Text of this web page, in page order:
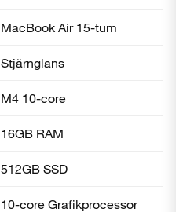
MacBook Air 15-tum
Stjärnglans
M4 10-core
16GB RAM
512GB SSD
10-core Grafik­processor